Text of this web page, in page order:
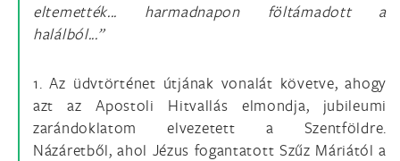
eltemették... harmadnapon föltámadott a
halálból...”
1. Az üdvtörténet útjának vonalát követve, ahogy
azt az Apostoli Hitvallás elmondja, jubileumi
zarándoklatom elvezetett a Szentföldre.
Názáretből, ahol Jézus fogantatott Szűz Máriától a